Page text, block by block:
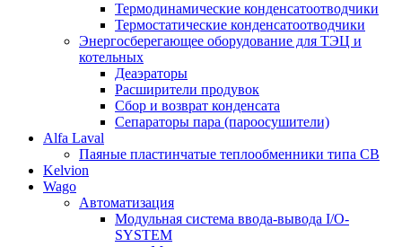
Термодинамические конденсатоотводчики
Термостатические конденсатоотводчики
Энергосберегающее оборудование для ТЭЦ и
котельных
Деаэраторы
Расширители продувок
Сбор и возврат конденсата
Сепараторы пара (пароосушители)
Alfa Laval
Паяные пластинчатые теплообменники типа CB
Kelvion
Wago
Автоматизация
Модульная система ввода-вывода I/O-
SYSTEM